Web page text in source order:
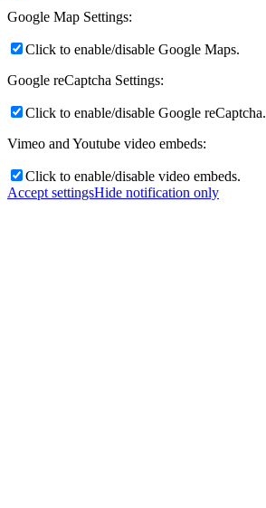
Google Map Settings:
Click to enable/disable Google Maps.
Google reCaptcha Settings:
Click to enable/disable Google reCaptcha.
Vimeo and Youtube video embeds:
Click to enable/disable video embeds.
Accept settingsHide notification only